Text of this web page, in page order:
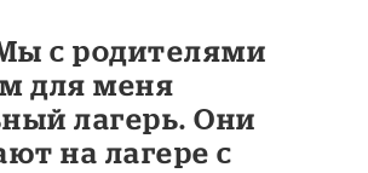
с родителями
для меня
лагерь. Они
на лагере с